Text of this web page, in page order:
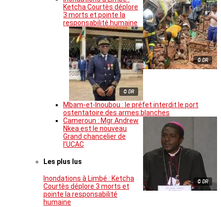
© DR
Ketcha Courtès déplore
3 morts et pointe la
responsabilité humaine
© DR
Mbam-et-Inoubou : le préfet interdit le port
ostentatoire des armes blanches
© DR
Cameroun : Mgr Andrew
Nkea est le nouveau
Grand chancelier de
l’UCAC
Les plus lus
Inondations à Limbé : Ketcha
Courtès déplore 3 morts et
pointe la responsabilité
humaine